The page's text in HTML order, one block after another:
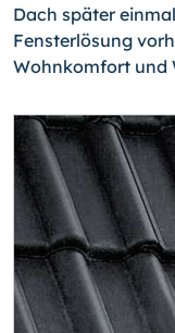
Dach später
Fensterlösung
Wohnkomfort und